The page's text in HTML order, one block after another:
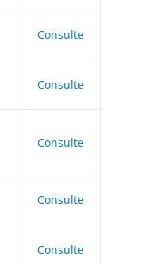
Consulte
Consulte
Consulte
Consulte
Consulte